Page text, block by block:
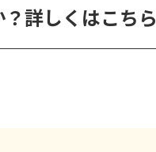
詳しくはこちら